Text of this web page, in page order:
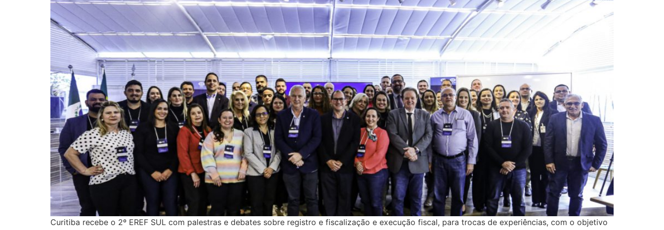
Curitiba recebe o 2º EREF SUL com palestras e debates sobre registro e fiscalização e execução fiscal, para trocas de experiências, com o objetivo